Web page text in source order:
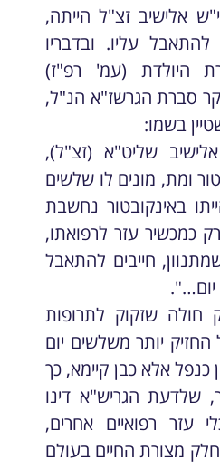
אלישיב זצ"ל הייתה,
להתאבל עליו. ובדבריו
היולדת (עמ' רפ"ז)
סברת הגרשז"א הנ"ל,
בשמו:
שליט"א (זצ"ל),
ומת, מונים לו שלשים
באינקובטור נחשבת
כמכשיר עזר לרפואתו,
חייבים להתאבל
חולה שזקוק לתרופות
החזיק יותר משלשים יום
כנפל אלא כבן קיימא, כך
שלדעת הגריש"א דינו
עזר רפואיים אחרים,
מצורת החיים בעולם